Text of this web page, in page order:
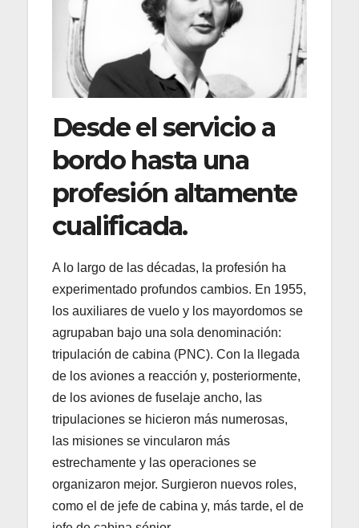
Desde el servicio a
bordo hasta una
profesión altamente
cualificada.
A lo largo de las décadas, la profesión ha
experimentado profundos cambios. En 1955,
los auxiliares de vuelo y los mayordomos se
agrupaban bajo una sola denominación:
tripulación de cabina (PNC). Con la llegada
de los aviones a reacción y, posteriormente,
de los aviones de fuselaje ancho, las
tripulaciones se hicieron más numerosas,
las misiones se vincularon más
estrechamente y las operaciones se
organizaron mejor. Surgieron nuevos roles,
como el de jefe de cabina y, más tarde, el de